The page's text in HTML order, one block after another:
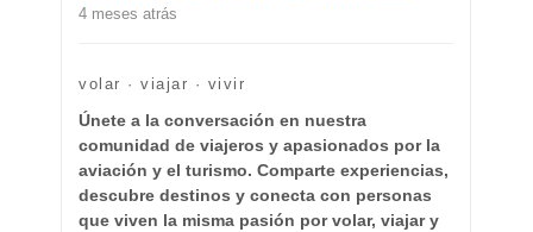
4 meses atrás
volar · viajar · vivir
Únete a la conversación en nuestra
comunidad de viajeros y apasionados por la
aviación y el turismo. Comparte experiencias,
descubre destinos y conecta con personas
que viven la misma pasión por volar, viajar y